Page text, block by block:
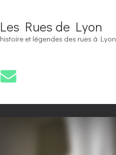
Les Rues de Lyon
histoire et légendes des rues à Lyon